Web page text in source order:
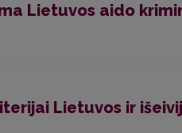
Lietuvos aido
Lietuvos ir